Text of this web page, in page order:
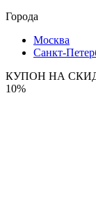
Города
Москва
Санкт-
КУПОН НА
10%